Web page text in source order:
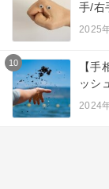
手/右
2025
10
【
ッシ
2024